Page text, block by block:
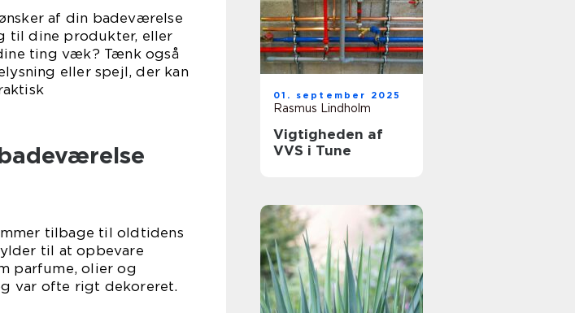
af din badeværelse
til dine produkter, eller
ting væk? Tænk også
eller spejl, der kan
tilbage til oldtidens
til at opbevare
parfume, olier og
var ofte rigt dekoreret.
01. september 2025
Rasmus Lindholm
Vigtigheden af
VVS i Tune